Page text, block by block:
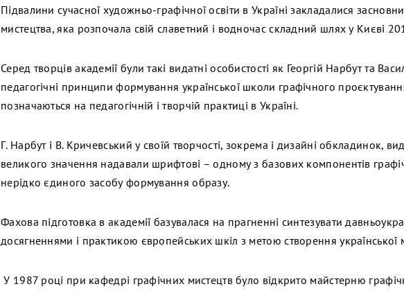
Підвалини сучасної художньо-графічної освіти в Україні закладалися
мистецтва, яка розпочала свій славетний і водночас складний шлях у Києві
Серед творців академії були такі видатні особистості як Георгій Нарбут та
педагогічні принципи формування української школи графічного
позначаються на педагогічній і творчій практиці в Україні.
Г. Нарбут і В. Кричевський у своїй творчості, зокрема і дизайні обкладинок,
великого значення надавали шрифтові – одному з базових компонентів
нерідко єдиного засобу формування образу.
Фахова підготовка в академії базувалася на прагненні синтезувати
досягненнями і практикою європейських шкіл з метою створення
У 1987 році при кафедрі графічних мистецтв було відкрито майстерню